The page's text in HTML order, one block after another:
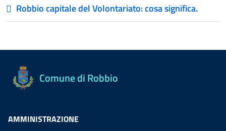
Robbio capitale del Volontariato: cosa significa.
Comune di Robbio
AMMINISTRAZIONE